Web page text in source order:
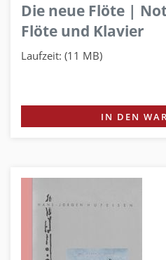
Die neue Flöte |
Flöte und Klavier
Laufzeit: (11 MB)
IN DEN